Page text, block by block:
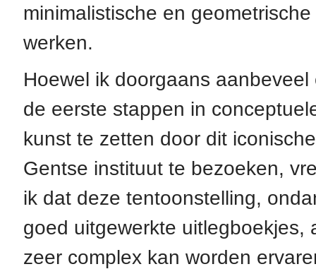
minimalistische en geometrische
werken.
Hoewel ik doorgaans aanbeveel
de eerste stappen in
kunst te zetten door dit iconische
Gentse instituut te bezoeken,
ik dat deze tentoonstelling,
goed uitgewerkte uitlegboekjes,
zeer complex kan worden